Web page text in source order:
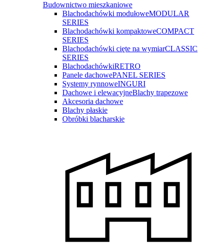
Budownictwo mieszkaniowe
Blachodachówki modułoweMODULAR
SERIES
Blachodachówki kompaktoweCOMPACT
SERIES
Blachodachówki cięte na wymiarCLASSIC
SERIES
BlachodachówkiRETRO
Panele dachowePANEL SERIES
Systemy rynnoweINGURI
Dachowe i elewacyjneBlachy trapezowe
Akcesoria dachowe
Blachy płaskie
Obróbki blacharskie